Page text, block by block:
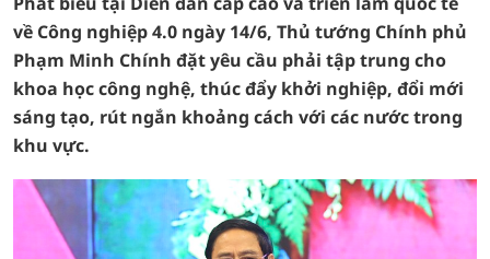
về Công nghiệp 4.0 ngày 14/6, Thủ tướng Chính phủ
Phạm Minh Chính đặt yêu cầu phải tập trung cho
khoa học công nghệ, thúc đẩy khởi nghiệp, đổi mới
sáng tạo, rút ngắn khoảng cách với các nước trong
khu vực.